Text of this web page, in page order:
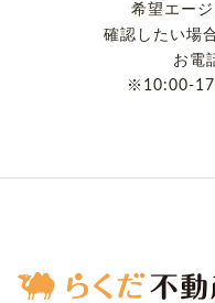
希望エー
確認したい場
お電
※10:00-